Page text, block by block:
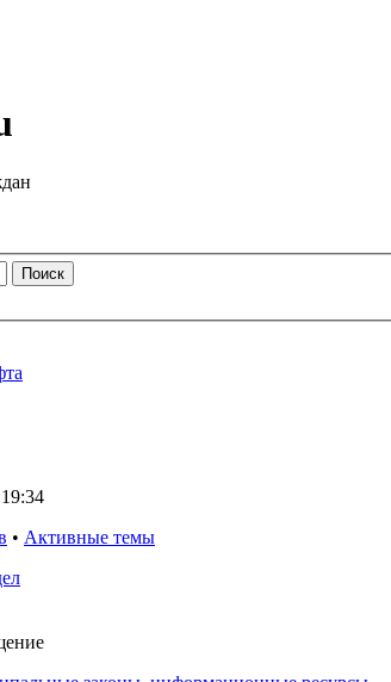
• Активные темы